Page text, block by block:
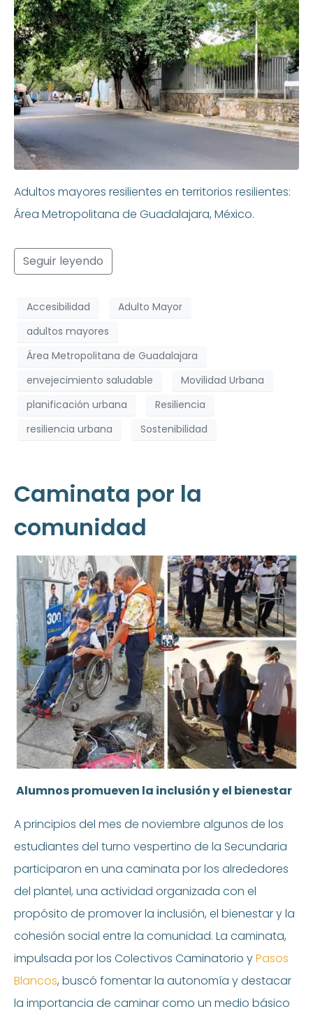
Adultos mayores resilientes en territorios resilientes:
Área Metropolitana de Guadalajara, México.
Seguir leyendo
Accesibilidad
Adulto Mayor
adultos mayores
Área Metropolitana de Guadalajara
envejecimiento saludable
Movilidad Urbana
planificación urbana
Resiliencia
resiliencia urbana
Sostenibilidad
Caminata por la
comunidad
Alumnos promueven la inclusión y el bienestar
A principios del mes de noviembre algunos de los
estudiantes del turno vespertino de la Secundaria
participaron en una caminata por los alrededores
del plantel, una actividad organizada con el
propósito de promover la inclusión, el bienestar y la
cohesión social entre la comunidad. La caminata,
impulsada por los Colectivos Caminatorio yPasos
Blancos, buscó fomentar la autonomía y destacar
la importancia de caminar como un medio básico